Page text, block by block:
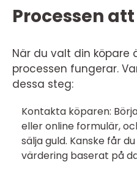
Processen
När du valt din
processen fungerar.
dessa steg:
Kontakta köparen:
eller online formulär,
sälja guld. Kanske får
värdering baserat på